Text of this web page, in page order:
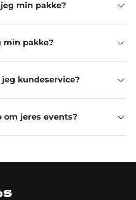
min pakke?
min pakke?
kundeservice?
om jeres events?